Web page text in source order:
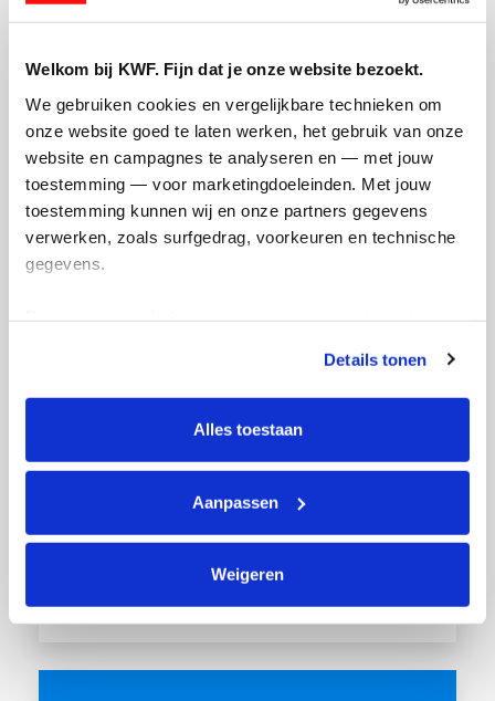
Welkom bij KWF. Fijn dat je onze website bezoekt.
We gebruiken cookies en vergelijkbare technieken om
onze website goed te laten werken, het gebruik van onze
website en campagnes te analyseren en — met jouw
toestemming — voor marketingdoeleinden. Met jouw
toestemming kunnen wij en onze partners gegevens
verwerken, zoals surfgedrag, voorkeuren en technische
gegevens.
tonen. Je kunt je toestemming op elk moment wijzigen of
intrekken via Cookie instellingen onderaan de pagina. De
lijst met cookies is te vinden in het tabblad “details”.
Details tonen
Alles toestaan
Aanpassen
Weigeren
€
€75.75
Mam
Succes Ernie!